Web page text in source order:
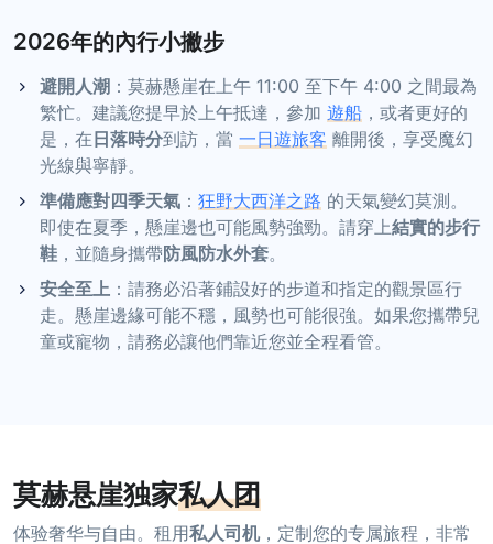
2026年的內行小撇步
避開人潮 ：莫赫懸崖在上午 11:00 至下午 4:00 之間最為
繁忙。建議您提早於上午抵達，參加 遊船 ，或者更好的
是，在 日落時分到訪，當 一日遊旅客 離開後，享受魔幻
光線與寧靜。
準備應對四季天氣 ： 狂野大西洋之路 的天氣變幻莫測。
即使在夏季，懸崖邊也可能風勢強勁。請穿上結實的步行
鞋 ，並隨身攜帶防風防水外套。
安全至上 ：請務必沿著鋪設好的步道和指定的觀景區行
走。懸崖邊緣可能不穩，風勢也可能很強。如果您攜帶兒
童或寵物，請務必讓他們靠近您並全程看管。
莫赫悬崖独家私人团
体验奢华与自由。租用私人司机，定制您的专属旅程，非常